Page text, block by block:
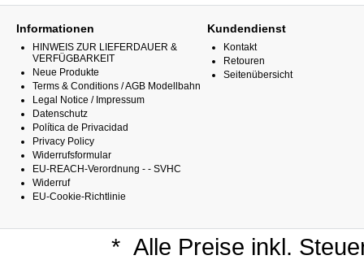
Informationen
HINWEIS ZUR LIEFERDAUER &
VERFÜGBARKEIT
Neue Produkte
Terms & Conditions / AGB Modellbahn
Legal Notice / Impressum
Datenschutz
Política de Privacidad
Privacy Policy
Widerrufsformular
EU-REACH-Verordnung - - SVHC
Widerruf
EU-Cookie-Richtlinie
Kundendienst
Kontakt
Retouren
Seitenübersicht
* Alle Preise inkl.